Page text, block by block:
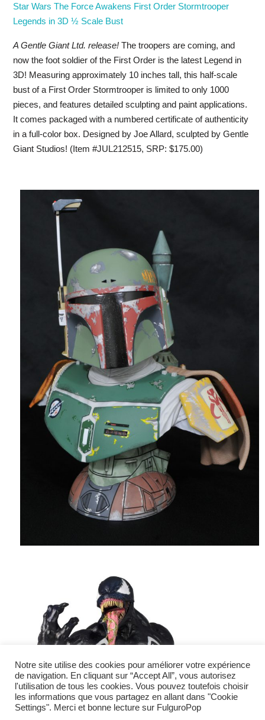
Star Wars The Force Awakens First Order Stormtrooper
Legends in 3D ½ Scale Bust
A Gentle Giant Ltd. release!The troopers are coming, and
now the foot soldier of the First Order is the latest Legend in
3D! Measuring approximately 10 inches tall, this half-scale
bust of a First Order Stormtrooper is limited to only 1000
pieces, and features detailed sculpting and paint applications.
It comes packaged with a numbered certificate of authenticity
in a full-color box. Designed by Joe Allard, sculpted by Gentle
Giant Studios! (Item #JUL212515, SRP: $175.00)
Notre site utilise des cookies pour améliorer votre expérience
de navigation. En cliquant sur “Accept All”, vous autorisez
l'utilisation de tous les cookies. Vous pouvez toutefois choisir
les informations que vous partagez en allant dans "Cookie
Settings". Merci et bonne lecture sur FulguroPop